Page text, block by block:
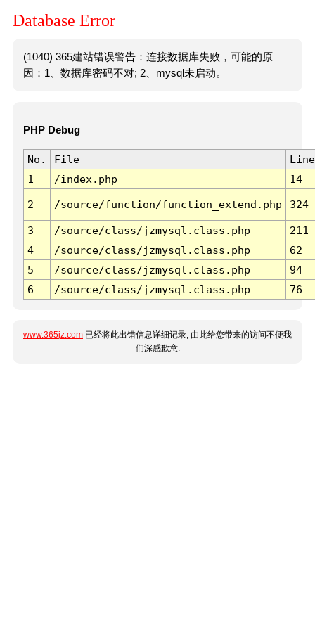
Database Error
(1040) 365建站错误警告：连接数据库失败，可能的原
因：1、数据库密码不对; 2、mysql未启动。
PHP Debug
No. File
Line
1
/index.php 14
2 /source/function/function_extend.php 324
3 /source/class/jzmysql.class.php
211
4
/source/class/jzmysql.class.php
62
5
/source/class/jzmysql.class.php
94
6
/source/class/jzmysql.class.php 76
www.365jz.com 已经将此出错信息详细记录, 由此给您带来的访问不便我
们深感歉意.